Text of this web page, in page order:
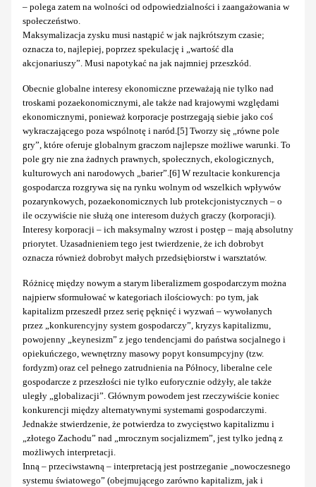
– polega zatem na wolności od odpowiedzialności i zaangażowania w
społeczeństwo.
Maksymalizacja zysku musi nastąpić w jak najkrótszym czasie;
oznacza to, najlepiej, poprzez spekulację i „wartość dla
akcjonariuszy”. Musi napotykać na jak najmniej przeszkód.
Obecnie globalne interesy ekonomiczne przeważają nie tylko nad
troskami pozaekonomicznymi, ale także nad krajowymi względami
ekonomicznymi, ponieważ korporacje postrzegają siebie jako coś
wykraczającego poza wspólnotę i naród.[5] Tworzy się „równe pole
gry”, które oferuje globalnym graczom najlepsze możliwe warunki. To
pole gry nie zna żadnych prawnych, społecznych, ekologicznych,
kulturowych ani narodowych „barier”.[6] W rezultacie konkurencja
gospodarcza rozgrywa się na rynku wolnym od wszelkich wpływów
pozarynkowych, pozaekonomicznych lub protekcjonistycznych – o
ile oczywiście nie służą one interesom dużych graczy (korporacji).
Interesy korporacji – ich maksymalny wzrost i postęp – mają absolutny
priorytet. Uzasadnieniem tego jest twierdzenie, że ich dobrobyt
oznacza również dobrobyt małych przedsiębiorstw i warsztatów.
Różnicę między nowym a starym liberalizmem gospodarczym można
najpierw sformułować w kategoriach ilościowych: po tym, jak
kapitalizm przeszedł przez serię pęknięć i wyzwań – wywołanych
przez „konkurencyjny system gospodarczy”, kryzys kapitalizmu,
powojenny „keynesizm” z jego tendencjami do państwa socjalnego i
opiekuńczego, wewnętrzny masowy popyt konsumpcyjny (tzw.
fordyzm) oraz cel pełnego zatrudnienia na Północy, liberalne cele
gospodarcze z przeszłości nie tylko euforycznie odżyły, ale także
uległy „globalizacji”. Głównym powodem jest rzeczywiście koniec
konkurencji między alternatywnymi systemami gospodarczymi.
Jednakże stwierdzenie, że potwierdza to zwycięstwo kapitalizmu i
„złotego Zachodu” nad „mrocznym socjalizmem”, jest tylko jedną z
możliwych interpretacji.
Inną – przeciwstawną – interpretacją jest postrzeganie „nowoczesnego
systemu światowego” (obejmującego zarówno kapitalizm, jak i